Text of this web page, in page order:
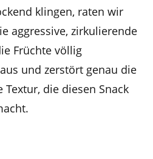
klingen, raten wir
aggressive, zirkulierende
Früchte völlig
und zerstört genau die
Textur, die diesen Snack